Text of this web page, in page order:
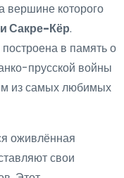
вершине которого
Сакре-Кёр.
в память о
прусской войны
из самых любимых
оживлённая
свои